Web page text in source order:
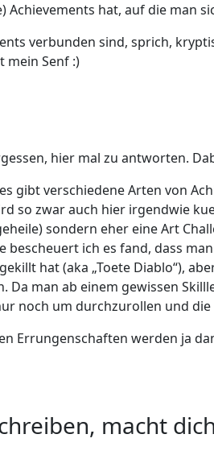
Achievements hat, auf die man
verbunden sind, sprich,
mein Senf :)
hier mal zu antworten.
gibt verschiedene Arten von
so zwar auch hier irgendwie
sondern eher eine Art
bescheuert ich es fand, dass
hat (aka „Toete Diablo“),
Da man ab einem gewissen
noch um durchzurollen und
Errungenschaften werden ja
macht